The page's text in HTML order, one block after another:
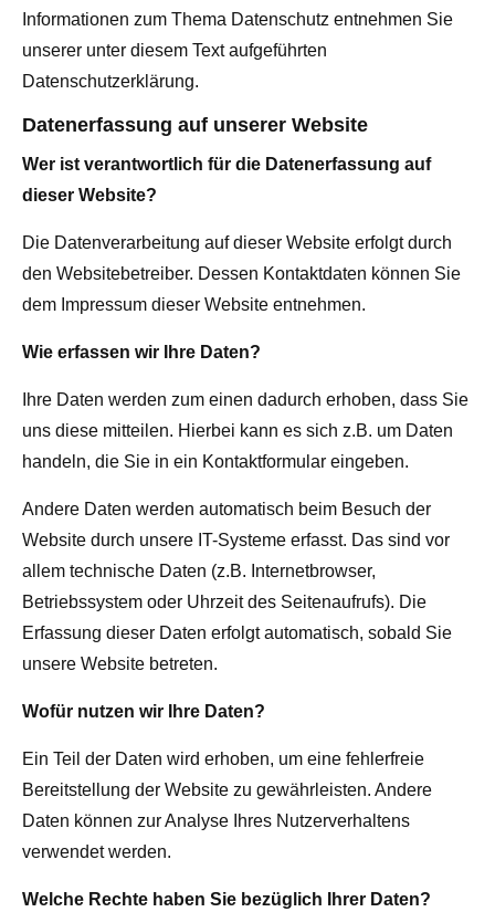
Informationen zum Thema Datenschutz entnehmen Sie
unserer unter diesem Text aufgeführten
Datenschutzerklärung.
Datenerfassung auf unserer Website
Wer ist verantwortlich für die Datenerfassung auf
dieser Website?
Die Datenverarbeitung auf dieser Website erfolgt durch
den Websitebetreiber. Dessen Kontaktdaten können Sie
dem Impressum dieser Website entnehmen.
Wie erfassen wir Ihre Daten?
Ihre Daten werden zum einen dadurch erhoben, dass Sie
uns diese mitteilen. Hierbei kann es sich z.B. um Daten
handeln, die Sie in ein Kontaktformular eingeben.
Andere Daten werden automatisch beim Besuch der
Website durch unsere IT-Systeme erfasst. Das sind vor
allem technische Daten (z.B. Internetbrowser,
Betriebssystem oder Uhrzeit des Seitenaufrufs). Die
Erfassung dieser Daten erfolgt automatisch, sobald Sie
unsere Website betreten.
Wofür nutzen wir Ihre Daten?
Ein Teil der Daten wird erhoben, um eine fehlerfreie
Bereitstellung der Website zu gewährleisten. Andere
Daten können zur Analyse Ihres Nutzerverhaltens
verwendet werden.
Welche Rechte haben Sie bezüglich Ihrer Daten?